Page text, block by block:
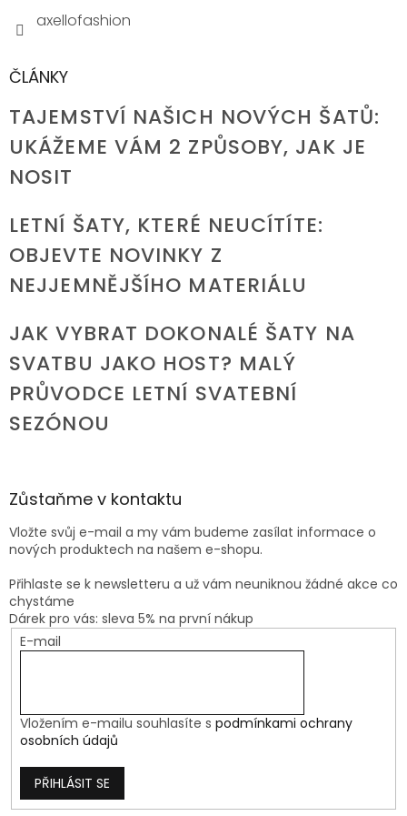
axellofashion
ČLÁNKY
TAJEMSTVÍ NAŠICH NOVÝCH ŠATŮ:
UKÁŽEME VÁM 2 ZPŮSOBY, JAK JE
NOSIT
LETNÍ ŠATY, KTERÉ NEUCÍTÍTE:
OBJEVTE NOVINKY Z
NEJJEMNĚJŠÍHO MATERIÁLU
JAK VYBRAT DOKONALÉ ŠATY NA
SVATBU JAKO HOST? MALÝ
PRŮVODCE LETNÍ SVATEBNÍ
SEZÓNOU
Zůstaňme v kontaktu
Vložte svůj e-mail a my vám budeme zasílat informace o
nových produktech na našem e-shopu.
Přihlaste se k newsletteru a už vám neuniknou žádné akce co
chystáme
Dárek pro vás: sleva 5% na první nákup
E-mail
Vložením e-mailu souhlasíte s podmínkami ochrany
osobních údajů
PŘIHLÁSIT SE